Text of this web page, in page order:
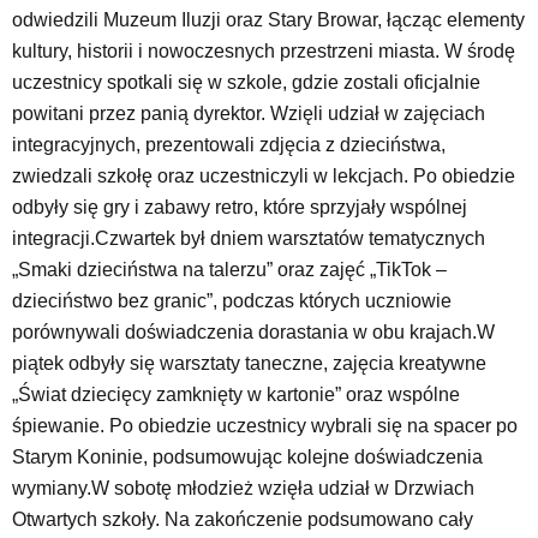
odwiedzili Muzeum Iluzji oraz Stary Browar, łącząc elementy
kultury, historii i nowoczesnych przestrzeni miasta. W środę
uczestnicy spotkali się w szkole, gdzie zostali oficjalnie
powitani przez panią dyrektor. Wzięli udział w zajęciach
integracyjnych, prezentowali zdjęcia z dzieciństwa,
zwiedzali szkołę oraz uczestniczyli w lekcjach. Po obiedzie
odbyły się gry i zabawy retro, które sprzyjały wspólnej
integracji.Czwartek był dniem warsztatów tematycznych
„Smaki dzieciństwa na talerzu” oraz zajęć „TikTok –
dzieciństwo bez granic”, podczas których uczniowie
porównywali doświadczenia dorastania w obu krajach.W
piątek odbyły się warsztaty taneczne, zajęcia kreatywne
„Świat dziecięcy zamknięty w kartonie” oraz wspólne
śpiewanie. Po obiedzie uczestnicy wybrali się na spacer po
Starym Koninie, podsumowując kolejne doświadczenia
wymiany.W sobotę młodzież wzięła udział w Drzwiach
Otwartych szkoły. Na zakończenie podsumowano cały